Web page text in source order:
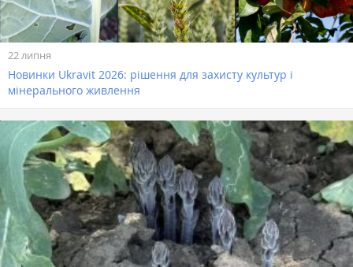
22 липня
Новинки Ukravit 2026: рішення для захисту культур і
мінерального живлення